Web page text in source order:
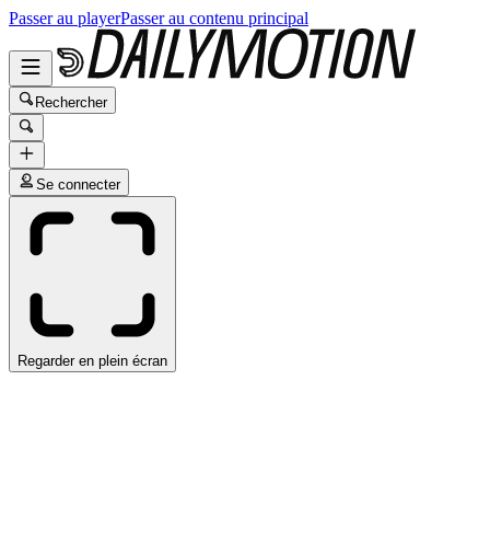
Passer au playerPasser au contenu principal
Rechercher
Se connecter
Regarder en plein écran